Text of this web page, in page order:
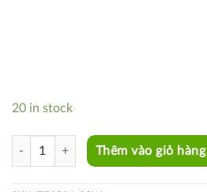
20 in stock
TE1534-08W quantity
Thêm vào giỏ hàng